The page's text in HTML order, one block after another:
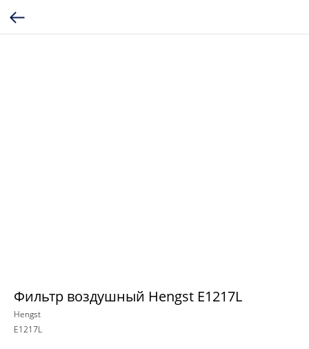
Фильтр воздушный Hengst E1217L
Hengst
E1217L